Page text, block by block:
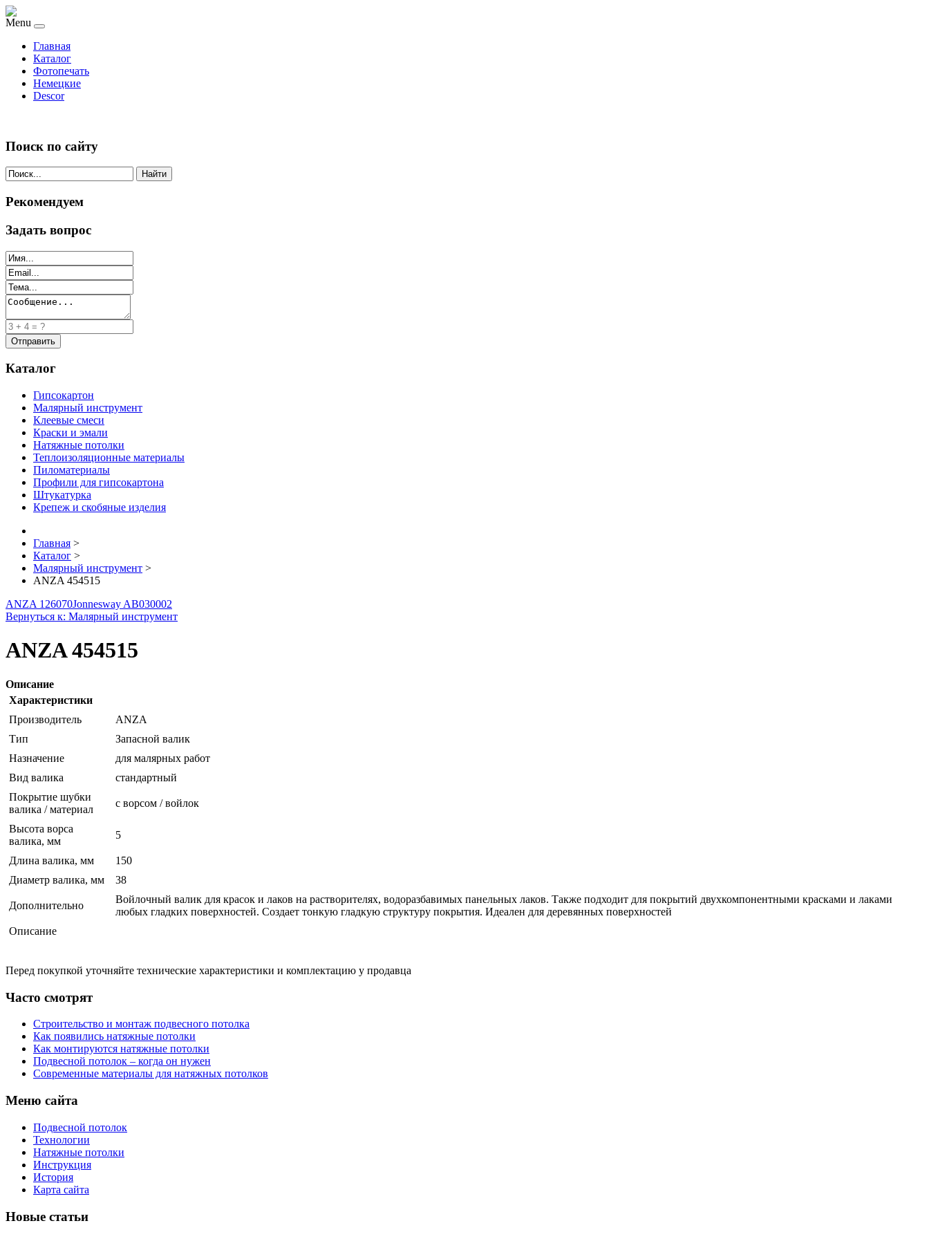
Menu
Главная
Каталог
Фотопечать
Немецкие
Descor
Поиск по сайту
Найти
Рекомендуем
Задать вопрос
Каталог
Гипсокартон
Малярный инструмент
Клеевые смеси
Краски и эмали
Натяжные потолки
Теплоизоляционные материалы
Пиломатериалы
Профили для гипсокартона
Штукатурка
Крепеж и скобяные изделия
Главная >
Каталог >
Малярный инструмент >
ANZA 454515
ANZA 126070Jonnesway AB030002
Вернуться к: Малярный инструмент
ANZA 454515
Описание
Характеристики
Производитель
ANZA
Тип
Запасной валик
Назначение
для малярных работ
Вид валика
стандартный
Покрытие шубки
валика / материал
с ворсом / войлок
Высота ворса
валика, мм
5
Длина валика, мм
150
Диаметр валика, мм
38
Дополнительно
Войлочный валик для красок и лаков на растворителях, водоразбавимых панельных лаков. Также подходит для покрытий двухкомпонентными красками и лаками
любых гладких поверхностей. Создает тонкую гладкую структуру покрытия. Идеален для деревянных поверхностей
Описание
Перед покупкой уточняйте технические характеристики и комплектацию у продавца
Часто смотрят
Строительство и монтаж подвесного потолка
Как появились натяжные потолки
Как монтируются натяжные потолки
Подвесной потолок – когда он нужен
Современные материалы для натяжных потолков
Меню сайта
Подвесной потолок
Технологии
Натяжные потолки
Инструкция
История
Карта сайта
Новые статьи